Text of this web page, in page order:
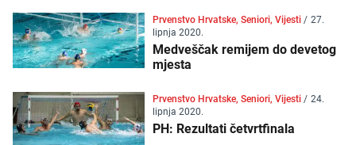
Prvenstvo Hrvatske, Seniori, Vijesti/ 27.
lipnja 2020.
Medveščak remijem do devetog
mjesta
Prvenstvo Hrvatske, Seniori, Vijesti/ 24.
lipnja 2020.
PH: Rezultati četvrtfinala